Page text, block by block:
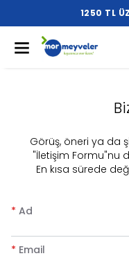
1250 TL
​Görüş, öneri ya da
"İletişim Formu"nu
En kısa sürede
* Ad
* Email